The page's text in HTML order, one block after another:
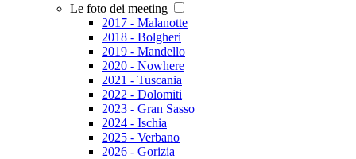
Le foto dei meeting
2017 - Malanotte
2018 - Bolgheri
2019 - Mandello
2020 - Nowhere
2021 - Tuscania
2022 - Dolomiti
2023 - Gran Sasso
2024 - Ischia
2025 - Verbano
2026 - Gorizia